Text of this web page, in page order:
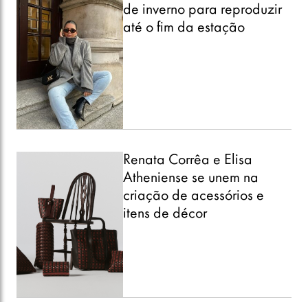
de inverno para reproduzir
até o fim da estação
Renata Corrêa e Elisa
Atheniense se unem na
criação de acessórios e
itens de décor